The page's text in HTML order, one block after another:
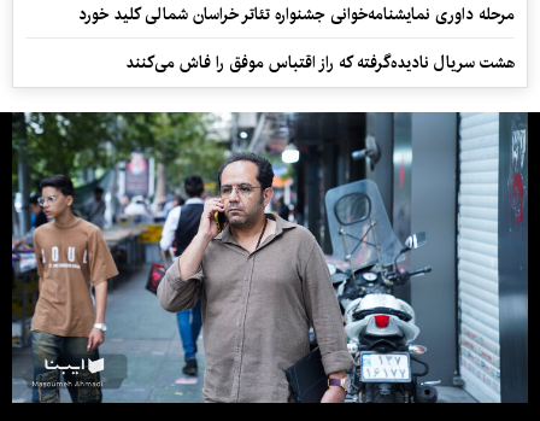
مرحله داوری نمایشنامه‌خوانی جشنواره تئاتر خراسان شمالی کلید خورد
هشت سریال نادیده‌گرفته که راز اقتباس موفق را فاش می‌کنند